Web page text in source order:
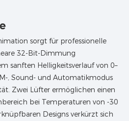
sorgt für professionelle
32-Bit-Dimmung
sanften Helligkeitsverlauf von 0–
, Sound- und Automatikmodus
Zwei Lüfter ermöglichen einen
bei Temperaturen von -30
Designs verkürzt sich